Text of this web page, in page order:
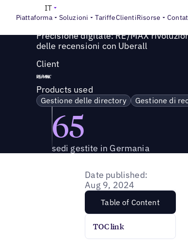
Piattaforma Soluzioni TariffeClientiRisorse
IT
Success Story
Precisione digitale: RE/MAX
delle recensioni con Uberall
Client
Products used
Gestione delle directory Gestione di
65
sedi gestite in Germania
Date published:
Aug 9, 2024
Table of Content
TOC link